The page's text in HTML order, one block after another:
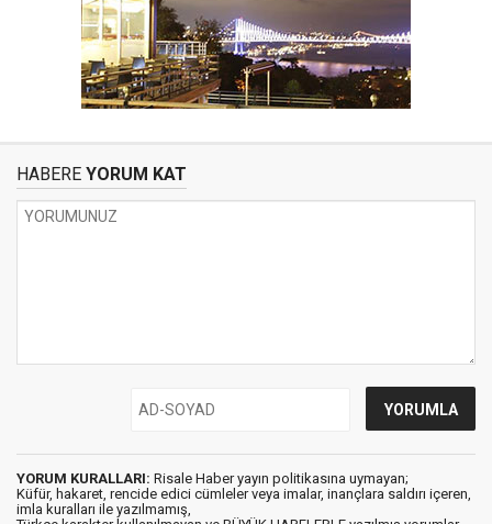
HABERE YORUM KAT
YORUM KURALLARI: Risale Haber yayın politikasına uymayan;
Küfür, hakaret, rencide edici cümleler veya imalar, inançlara saldırı içeren,
imla kuralları ile yazılmamış,